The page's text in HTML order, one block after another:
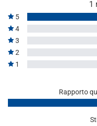
1
5
4
3
2
1
Rapporto